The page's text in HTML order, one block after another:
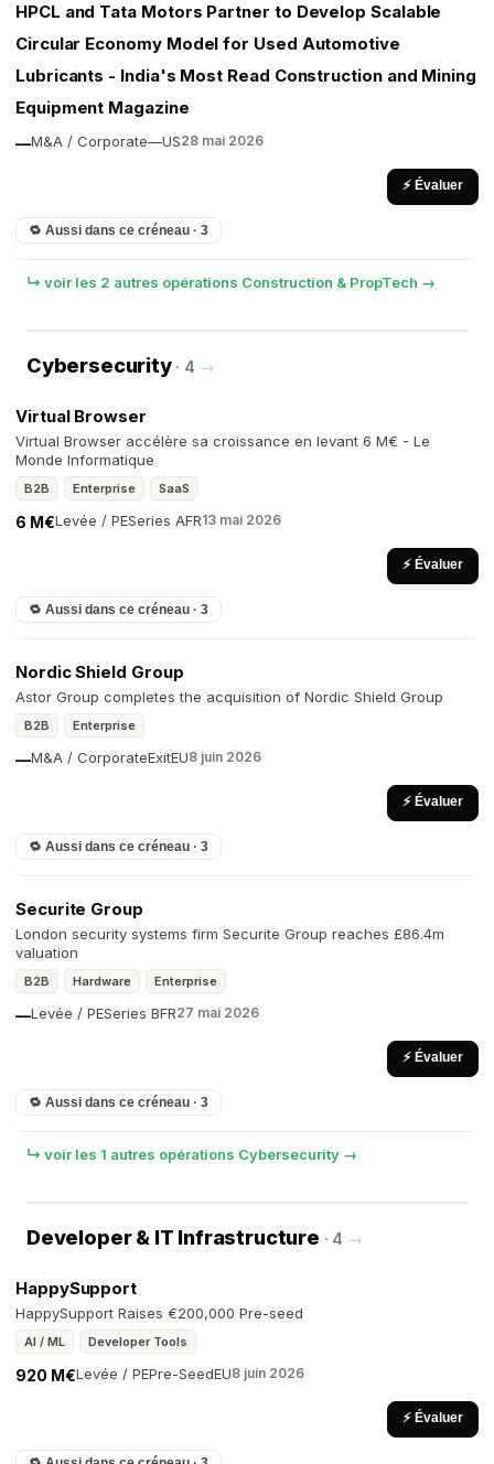
HPCL and Tata Motors Partner to Develop Scalable
Circular Economy Model for Used Automotive
Lubricants - India's Most Read Construction and Mining
Equipment Magazine
M&A / Corporate
— —US28 mai 2026
⚡ Évaluer
🔁 Aussi dans ce créneau · 3
↳ voir les 2 autres opérations Construction & PropTech →
Cybersecurity · 4 →
Virtual Browser
Virtual Browser accélère sa croissance en levant 6 M€ - Le
Monde Informatique
B2B Enterprise SaaS
Levée / PE
6 M€ Series AFR13 mai 2026
⚡ Évaluer
🔁 Aussi dans ce créneau · 3
Nordic Shield Group
Astor Group completes the acquisition of Nordic Shield Group
B2B Enterprise
M&A / Corporate
— ExitEU8 juin 2026
⚡ Évaluer
🔁 Aussi dans ce créneau · 3
Securite Group
London security systems firm Securite Group reaches £86.4m
valuation
B2B Hardware Enterprise
Levée / PE
— Series BFR27 mai 2026
⚡ Évaluer
🔁 Aussi dans ce créneau · 3
↳ voir les 1 autres opérations Cybersecurity →
Developer & IT Infrastructure · 4 →
HappySupport
HappySupport Raises €200,000 Pre-seed
AI / ML Developer Tools
Levée / PE
920 M€ Pre-SeedEU8 juin 2026
⚡ Évaluer